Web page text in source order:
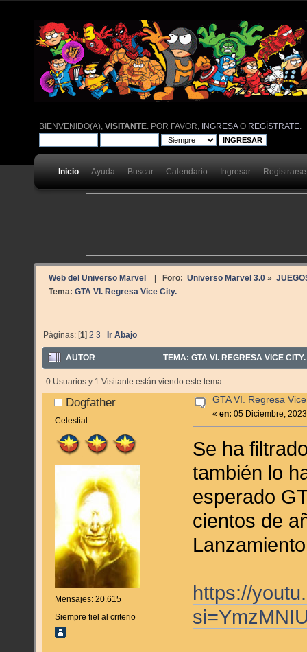
BIENVENIDO(A),VISITANTE . POR FAVOR, INGRESAO REGÍSTRATE
Inicio Ayuda Buscar Calendario Ingresar Registrarse
Web del Universo Marvel | Foro: Universo Marvel 3.0»
Tema: GTA VI. Regresa Vice City.
Páginas: [1]2 3 Ir Abajo
AUTOR TEMA: GTA VI. REGRESA VICE
0 Usuarios y 1 Visitante están viendo este tema.
Dogfather
Celestial
Mensajes: 20.615
Siempre fiel al criterio
GTA VI. Regresa
«en: 05 Diciembre,
Se ha
también lo
esperado
cientos de
https://